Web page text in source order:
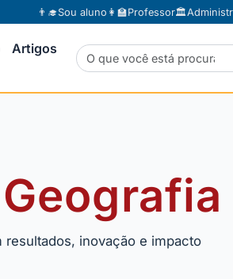
👨‍🎓Sou aluno 👩‍🏫Professor🏛️
Artigos
inovação e impacto